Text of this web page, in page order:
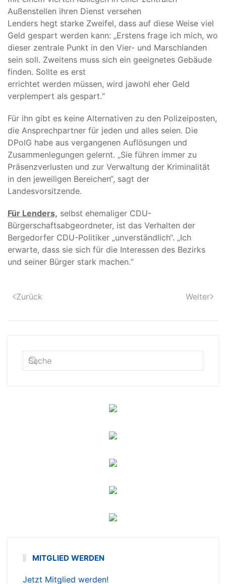
Außenstellen ihren Dienst versehen
Lenders hegt starke Zweifel, dass auf diese Weise viel
Geld gespart werden kann: „Erstens frage ich mich, wo
dieser zentrale Punkt in den Vier- und Marschlanden
sein soll. Zweitens muss sich ein geeignetes Gebäude
finden. Sollte es erst
errichtet werden müssen, wird jawohl eher Geld
verplempert als gespart.“
Für ihn gibt es keine Alternativen zu den Polizeiposten,
die Ansprechpartner für jeden und alles seien. Die
DPolG habe aus vergangenen Auflösungen und
Zusammenlegungen gelernt. „Sie führen immer zu
Präsenzverlusten und zur Verwaltung der Kriminalität
in den jeweiligen Bereichen“, sagt der
Landesvorsitzende.
Für Lenders, selbst ehemaliger CDU-
Bürgerschaftsabgeordneter, ist das Verhalten der
Bergedorfer CDU-Politiker „unverständlich“. „Ich
erwarte, dass sie sich für die Interessen des Bezirks
und seiner Bürger stark machen.“
Zurück Weiter
MITGLIED WERDEN
Jetzt Mitglied werden!